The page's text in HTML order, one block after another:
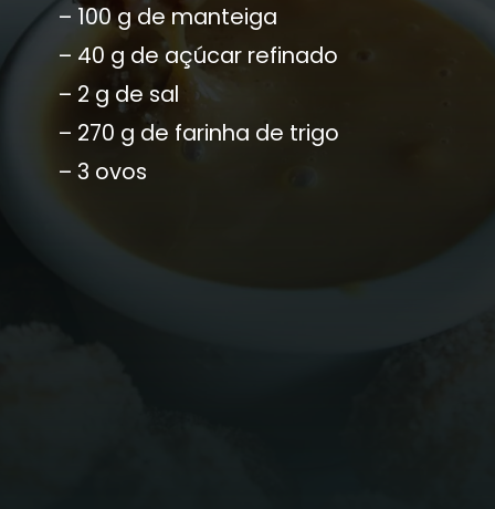
– 100 g de manteiga
– 40 g de açúcar refinado
– 2 g de sal
– 270 g de farinha de trigo
– 3 ovos